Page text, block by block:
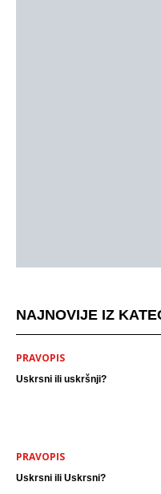
NAJNOVIJE IZ
PRAVOPIS
Uskrsni ili uskršnji?
PRAVOPIS
Uskrsni ili Uskrsni?